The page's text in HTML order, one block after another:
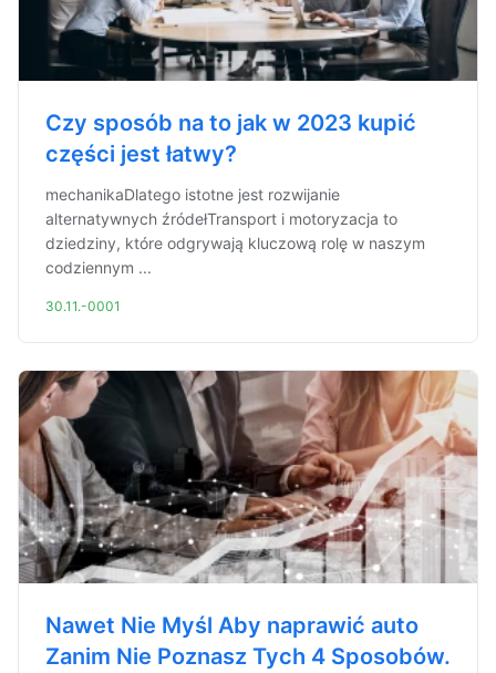
Czy sposób na to jak w 2023 kupić
części jest łatwy?
mechanikaDlatego istotne jest rozwijanie
alternatywnych źródełTransport i motoryzacja to
dziedziny, które odgrywają kluczową rolę w naszym
codziennym ...
30.11.-0001
Nawet Nie Myśl Aby naprawić auto
Zanim Nie Poznasz Tych 4 Sposobów.